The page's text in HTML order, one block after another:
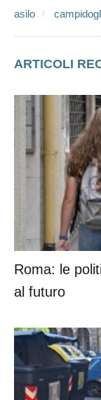
asilo
ARTICOLI
Roma: le
al futuro